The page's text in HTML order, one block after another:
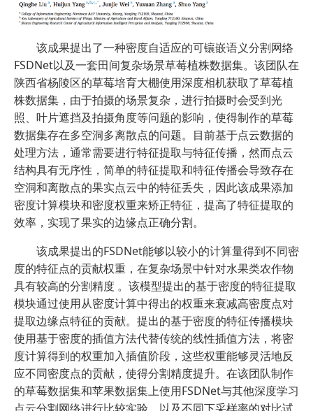
该成果提出了一种密度自适应的可镶嵌语义分割网络
FSDNet以及一套田间复杂场景草莓植株数据集。该团队在
陕西省杨陵区的草莓培育大棚使用深度相机获取了草莓植
株数据集，由于拍摄的场景复杂，进行拍摄时会受到光
照、叶片遮挡及拍摄角度等问题的影响，使得制作的草莓
数据集存在多空洞多离散点的问题。目前基于点云数据的
处理方法，通常需要进行特征提取与特征传播，然而点云
结构具有无序性，简单的特征提取和特征传播会导致存在
空洞和离散点的果实点云中的特征丢失，因此该成果添加
密度计算模块和密度权重来矫正特征，提高了特征提取的
效率，实现了果实的边缘点正确分割。
该成果提出的FSDNet能够以较小的计算量得到不同密
度的特征点的贡献权重，在复杂场景中针对水果类农作物
具有较高的分割精度 。该模型提出的基于密度的特征提取
模块通过使用从密度计算中得出的权重来衰减高密度点对
提取边缘点特征的贡献。提出的基于密度的特征传播模块
使用基于密度的插值方法代替传统的线性插值方法，将密
度计算得到的权重加入插值阶段，这些权重能够灵活地反
应不同密度点的贡献，使得分割精度提升。在该团队制作
的草莓数据集和苹果数据集上使用FSDNet与其他深度学习